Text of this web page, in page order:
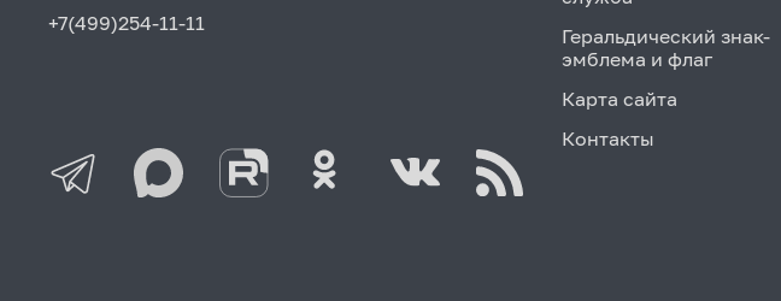
+7(499)254-11-11
Геральдический знак-
эмблема и флаг
Карта сайта
Контакты